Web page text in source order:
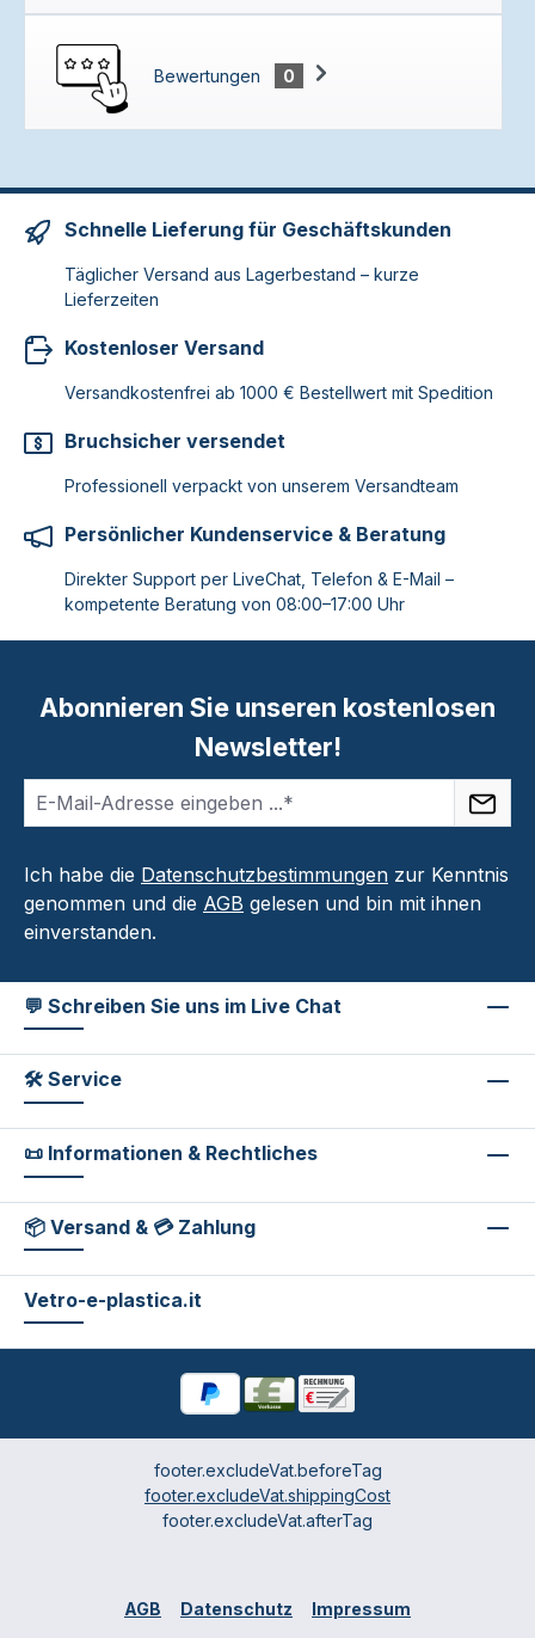
Bewertungen 0
Schnelle Lieferung für Geschäftskunden
Täglicher Versand aus Lagerbestand – kurze
Lieferzeiten
Kostenloser Versand
Versandkostenfrei ab 1000 € Bestellwert mit Spedition
Bruchsicher versendet
Professionell verpackt von unserem Versandteam
Persönlicher Kundenservice & Beratung
Direkter Support per LiveChat, Telefon & E-Mail –
kompetente Beratung von 08:00–17:00 Uhr
Abonnieren Sie unseren kostenlosen
Newsletter!
Ich habe die Datenschutzbestimmungen zur Kenntnis
genommen und die AGB gelesen und bin mit ihnen
einverstanden.
💬 Schreiben Sie uns im Live Chat
🛠 Service
📜 Informationen & Rechtliches
📦 Versand & 💳 Zahlung
Vetro-e-plastica.it
footer.excludeVat.beforeTag
footer.excludeVat.shippingCost
footer.excludeVat.afterTag
AGB Datenschutz Impressum